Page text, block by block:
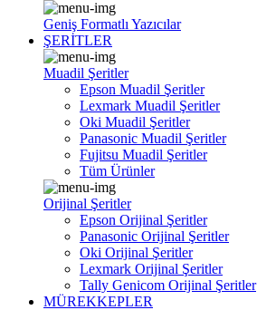
Geniş Formatlı Yazıcılar
ŞERİTLER
Muadil Şeritler
Epson Muadil Şeritler
Lexmark Muadil Şeritler
Oki Muadil Şeritler
Panasonic Muadil Şeritler
Fujitsu Muadil Şeritler
Tüm Ürünler
Orijinal Şeritler
Epson Orijinal Şeritler
Panasonic Orijinal Şeritler
Oki Orijinal Şeritler
Lexmark Orijinal Şeritler
Tally Genicom Orijinal Şeritler
MÜREKKEPLER